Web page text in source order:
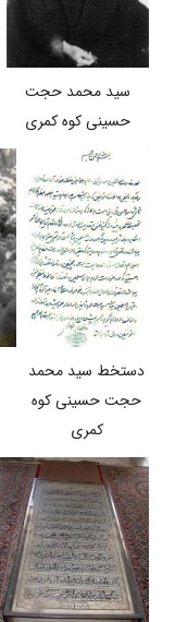
سید محمد حجت
حسینی کوه کمری
دستخط سید محمد
حجت حسینی کوه
کمری